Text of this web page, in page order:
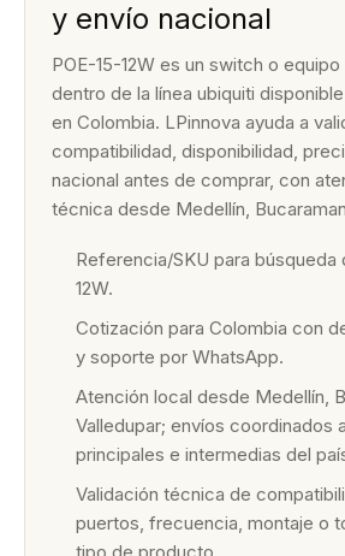
y envío nacional
POE-15-12W es un switch o
dentro de la línea ubiquiti
en Colombia. LPinnova ayuda a
compatibilidad, disponibilidad,
nacional antes de comprar, con
técnica desde Medellín,
Referencia/SKU para búsqueda
12W.
Cotización para Colombia con
y soporte por WhatsApp.
Atención local desde Medellín,
Valledupar; envíos coordinados
principales e intermedias del
Validación técnica de
puertos, frecuencia, montaje o